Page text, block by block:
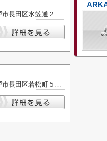
兵庫県神戸市長田区水笠通２丁目
兵庫県神戸市長田区若松町５丁目